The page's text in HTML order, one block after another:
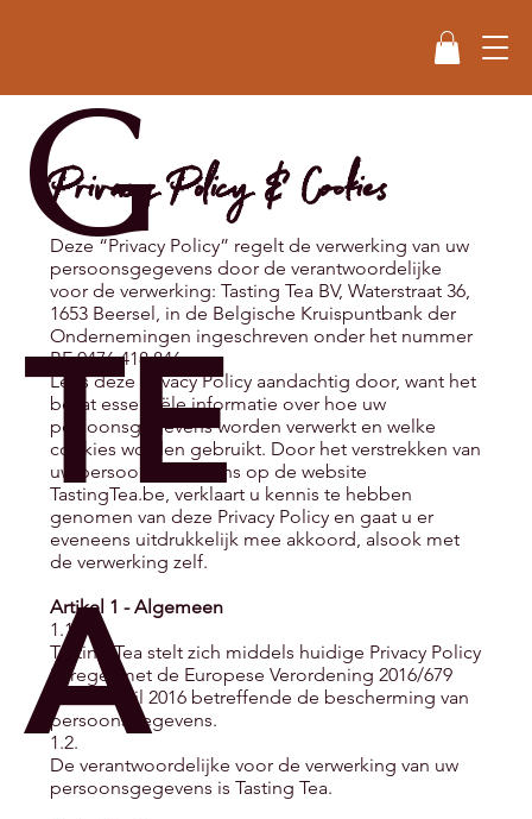
G
TE
A
Privacy Policy & Cookies
Deze “Privacy Policy” regelt de verwerking van uw
persoonsgegevens door de verantwoordelijke
voor de verwerking: Tasting Tea BV, Waterstraat 36,
1653 Beersel, in de Belgische Kruispuntbank der
Ondernemingen ingeschreven onder het nummer
BE 0476 418 846.
Lees deze Privacy Policy aandachtig door, want het
bevat essentiële informatie over hoe uw
persoonsgegevens worden verwerkt en welke
cookies worden gebruikt. Door het verstrekken van
uw persoonsgegevens op de website
TastingTea.be, verklaart u kennis te hebben
genomen van deze Privacy Policy en gaat u er
eveneens uitdrukkelijk mee akkoord, alsook met
de verwerking zelf.
Artikel 1 - Algemeen
1.1.
Tasting Tea stelt zich middels huidige Privacy Policy
in regel met de Europese Verordening 2016/679
van 27 april 2016 betreffende de bescherming van
persoonsgegevens.
1.2.
De verantwoordelijke voor de verwerking van uw
persoonsgegevens is Tasting Tea.